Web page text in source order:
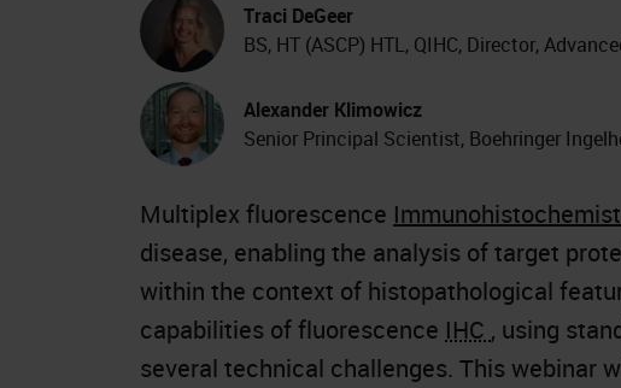
Traci DeGeer
BS, HT (ASCP) HTL, QIHC, Director,
Alexander Klimowicz
Senior Principal Scientist, Boehringer
Multiplex fluorescence
disease, enabling the analysis of target
within the context of histopathological
capabilities of fluorescence IHC , using
several technical challenges. This webinar